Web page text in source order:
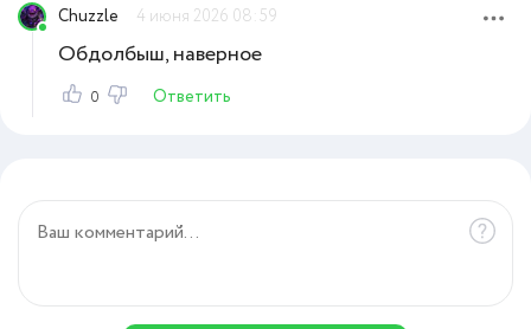
Chuzzle
4 июня 2026 08:59
Обдолбыш, наверное
0 Ответить